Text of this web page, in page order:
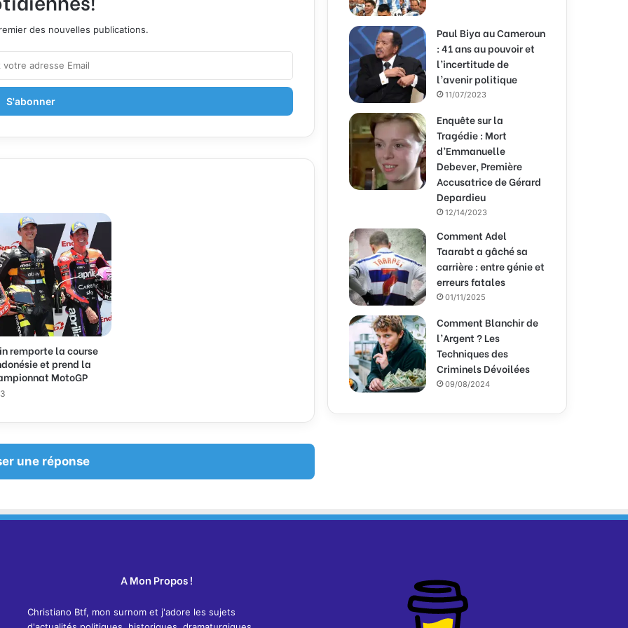
des nouvelles publications.
remporte la course
et prend la
MotoGP
une réponse
Paul Biya au Cameroun
: 41 ans au pouvoir et
l’incertitude de
l’avenir politique
11/07/2023
Enquête sur la
Tragédie : Mort
d’Emmanuelle
Debever, Première
Accusatrice de Gérard
Depardieu
12/14/2023
Comment Adel
Taarabt a gâché sa
carrière : entre génie et
erreurs fatales
01/11/2025
Comment Blanchir de
l’Argent ? Les
Techniques des
Criminels Dévoilées
09/08/2024
A Mon Propos !
Christiano Btf, mon surnom et j'adore les sujets